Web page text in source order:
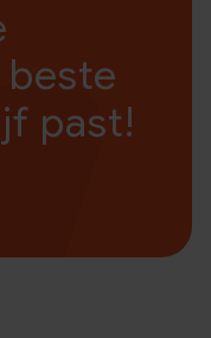
past!